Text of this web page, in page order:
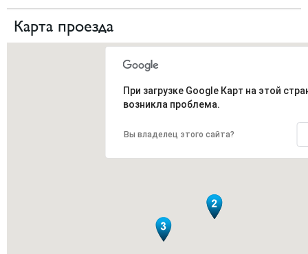
Карта проезда
При загрузке Google Карт на этой
возникла проблема.
Вы владелец этого сайта?